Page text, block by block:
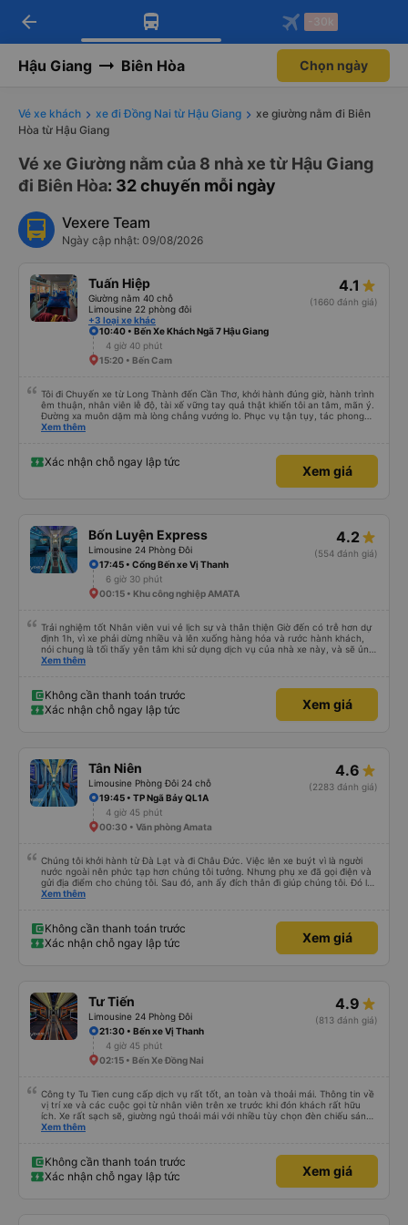
Tải app Vexere ngay!
Nhận ưu đãi thành viên độc
Mở app
Tải app Vexere
-30k/ghế khi đặt vé máy bay qua
Mở app
arrow_back -30k
Hậu Giang Biên Hòa Chọn ngày
Vé xe khách xe đi Đồng Nai từ Hậu Giang
xe giường nằm đi Biên
Hòa từ Hậu Giang
Vé xe Giường nằm của 8 nhà xe từ Hậu Giang
đi Biên Hòa: 32 chuyến mỗi ngày
Vexere Team
Ngày cập nhật: 09/08/2026
Tuấn Hiệp
Giường nằm 40 chỗ
Limousine 22 phòng đôi
+3 loại xe khác
4.1
(1660 đánh giá)
10:40 • Bến Xe Khách Ngã 7 Hậu Giang
4 giờ 40 phút
15:20 • Bến Cam
Tôi đi Chuyến xe từ Long Thành đến Cần Thơ, khởi hành đúng giờ, hành trình
êm thuận, nhân viên lễ độ, tài xế vững tay quả thật khiến tôi an tâm, mãn ý.
Đường xa muôn dặm mà lòng chẳng vướng lo. Phục vụ tận tụy, tác phong
nghiêm cẩn, hiếm thấy giữa thời buổi kim tiền vội vã. Xã hội loạn đạo. Xin gửi
Xem thêm
Xác nhận chỗ ngay lập tức
Xem giá
Bốn Luyện Express
Limousine 24 Phòng Đôi
4.2
(554 đánh giá)
17:45 • Cổng Bến xe Vị Thanh
6 giờ 30 phút
00:15 • Khu công nghiệp AMATA
Trải nghiệm tốt Nhân viên vui vẻ lịch sự và thân thiện Giờ đến có trễ hơn dự
định 1h, vì xe phải dừng nhiều và lên xuống hàng hóa và rước hành khách,
nói chung là tối thấy yên tâm khi sử dụng dịch vụ của nhà xe này, và sẽ ủng
hộ và giới thiệu cho người thân sử dụng dịch vụ của nhà xe này
Xem thêm
Không cần thanh toán trước
Xác nhận chỗ ngay lập tức
Xem giá
Tân Niên
Limousine Phòng Đôi 24 chỗ
4.6
(2283 đánh giá)
19:45 • TP Ngã Bảy QL1A
4 giờ 45 phút
00:30 • Văn phòng Amata
Chúng tôi khởi hành từ Đà Lạt và đi Châu Đức. Việc lên xe buýt vì là người
nước ngoài nên phức tạp hơn chúng tôi tưởng. Nhưng phụ xe đã gọi điện và
gửi địa điểm cho chúng tôi. Sau đó, anh ấy đích thân đi giúp chúng tôi. Đó là
lần đầu tiên đi xe giường nằm với hai đứa trẻ nhỏ khá thú vị. Chúng tôi không
điểm dừng, họ đánh thức chúng tôi dậy và đảm bảo chúng tôi đã sẵn sàng.
Nhìn chung, đó là một trải nghiệm tốt. Mỗi giường đều có gối và chăn, và đủ
chỗ cho 1 người lớn và 1 trẻ em nằm thoải mái.
Xem thêm
Không cần thanh toán trước
Xác nhận chỗ ngay lập tức
Xem giá
Tư Tiến
Limousine 24 Phòng Đôi
4.9
(813 đánh giá)
21:30 • Bến xe Vị Thanh
4 giờ 45 phút
02:15 • Bến Xe Đồng Nai
Công ty Tu Tien cung cấp dịch vụ rất tốt, an toàn và thoải mái. Thông tin về
vị trí xe và các cuộc gọi từ nhân viên trên xe trước khi đón khách rất hữu
ích. Xe rất sạch sẽ, giường ngủ thoải mái với nhiều tùy chọn đèn chiếu sáng
và cổng USB được đặt ở vị trí thuận tiện. Nhân viên rất lịch sự và xe đến
Xem thêm
Không cần thanh toán trước
Xác nhận chỗ ngay lập tức
Xem giá